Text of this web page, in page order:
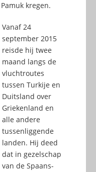
kregen.
Vanaf 24
september 2015
reisde hij twee
maand langs de
vluchtroutes
tussen Turkije en
Duitsland over
Griekenland en
alle andere
tussenliggende
landen. Hij deed
dat in gezelschap
van de Spaans-